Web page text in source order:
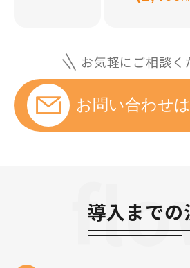
お気軽にご相談く
お問い合わせ
導入までの